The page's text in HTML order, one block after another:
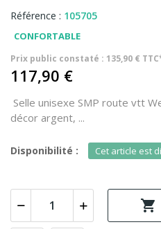
Référence : 105705
CONFORTABLE
Prix public constaté : 135,90 €
117,90 €
Selle unisexe SMP route vtt
décor argent, ...
Disponibilité : Cet article est
